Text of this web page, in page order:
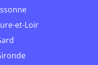
Essonne
Eure-et-Loir
Gard
Gironde